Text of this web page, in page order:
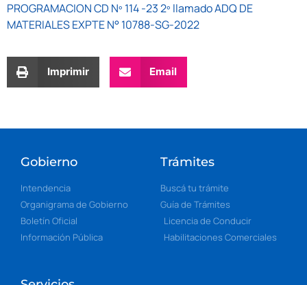
PROGRAMACION CD Nº 114 -23 2º llamado ADQ DE
MATERIALES EXPTE N° 10788-SG-2022
Imprimir Email
Gobierno
Intendencia
Organigrama de Gobierno
Boletín Oficial
Información Pública
Trámites
Buscá tu trámite
Guía de Trámites
Licencia de Conducir
Habilitaciones Comerciales